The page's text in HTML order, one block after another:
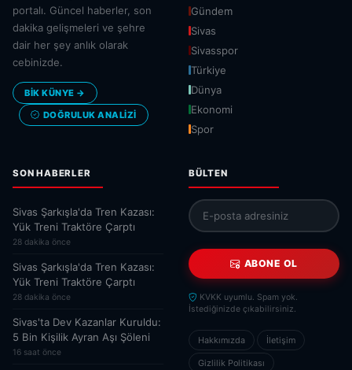
portalı. Güncel haberler, son
dakika gelişmeleri ve şehre
dair her şey anlık olarak
cebinizde.
BİK KÜNYE →
DOĞRULUK ANALIZI
Gündem
Sivas
Sivasspor
Türkiye
Dünya
Ekonomi
Spor
SON HABERLER
Sivas Şarkışla'da Tren Kazası:
Yük Treni Traktöre Çarptı
28 dakika önce
Sivas Şarkışla'da Tren Kazası:
Yük Treni Traktöre Çarptı
28 dakika önce
Sivas'ta Dev Kazanlar Kuruldu:
5 Bin Kişilik Ayran Aşı Şöleni
16 saat önce
BÜLTEN
ABONE OL
KVKK uyumlu. Spam yok.
İstediğinizde çıkabilirsiniz.
Hakkımızda İletişim
Gizlilik Politikası